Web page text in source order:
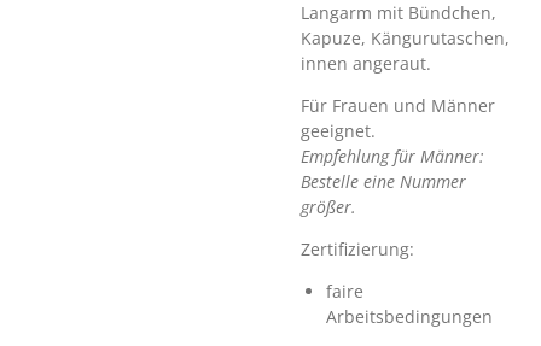
Langarm mit Bündchen,
Kapuze, Kängurutaschen,
innen angeraut.
Für Frauen und Männer
geeignet.
Empfehlung für Männer:
Bestelle eine Nummer
größer.
Zertifizierung:
faire
Arbeitsbedingungen